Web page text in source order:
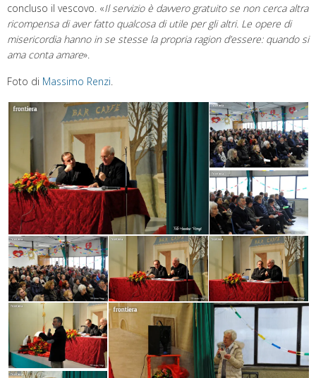
concluso il vescovo. «Il servizio è davvero gratuito se non cerca altra
ricompensa di aver fatto qualcosa di utile per gli altri. Le opere di
misericordia hanno in se stesse la propria ragion d’essere: quando si
ama conta amare».
Foto di Massimo Renzi.